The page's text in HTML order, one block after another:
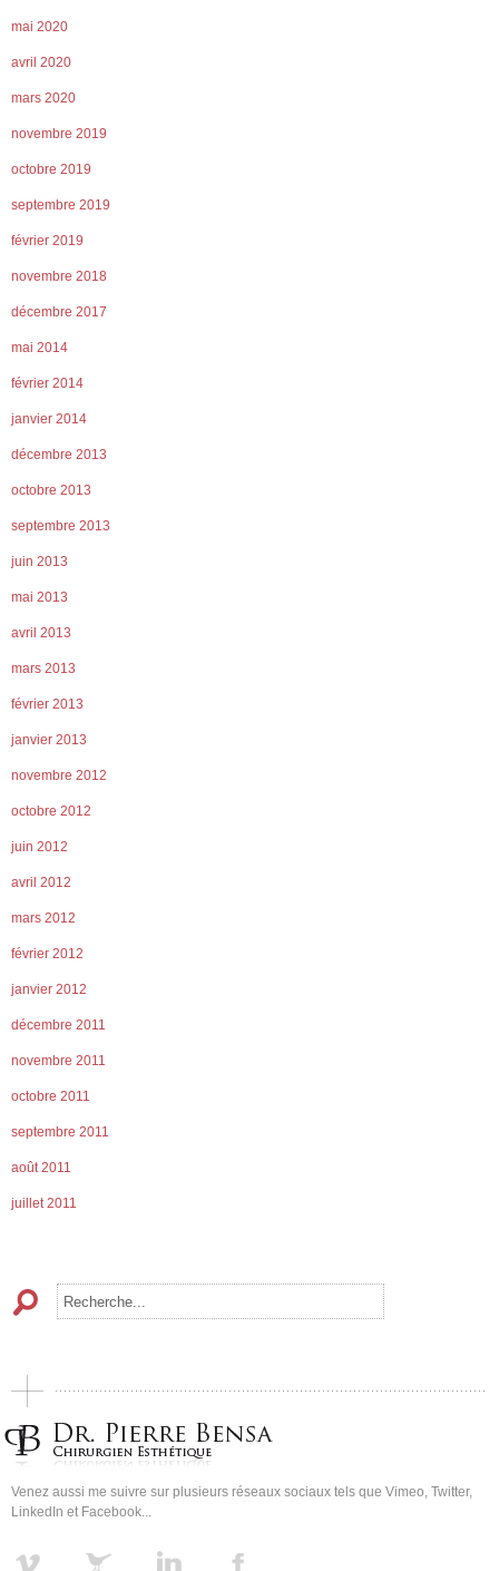
mai 2020
avril 2020
mars 2020
novembre 2019
octobre 2019
septembre 2019
février 2019
novembre 2018
décembre 2017
mai 2014
février 2014
janvier 2014
décembre 2013
octobre 2013
septembre 2013
juin 2013
mai 2013
avril 2013
mars 2013
février 2013
janvier 2013
novembre 2012
octobre 2012
juin 2012
avril 2012
mars 2012
février 2012
janvier 2012
décembre 2011
novembre 2011
octobre 2011
septembre 2011
août 2011
juillet 2011
Venez aussi me suivre sur plusieurs réseaux sociaux tels que Vimeo, Twitter,
LinkedIn et Facebook...